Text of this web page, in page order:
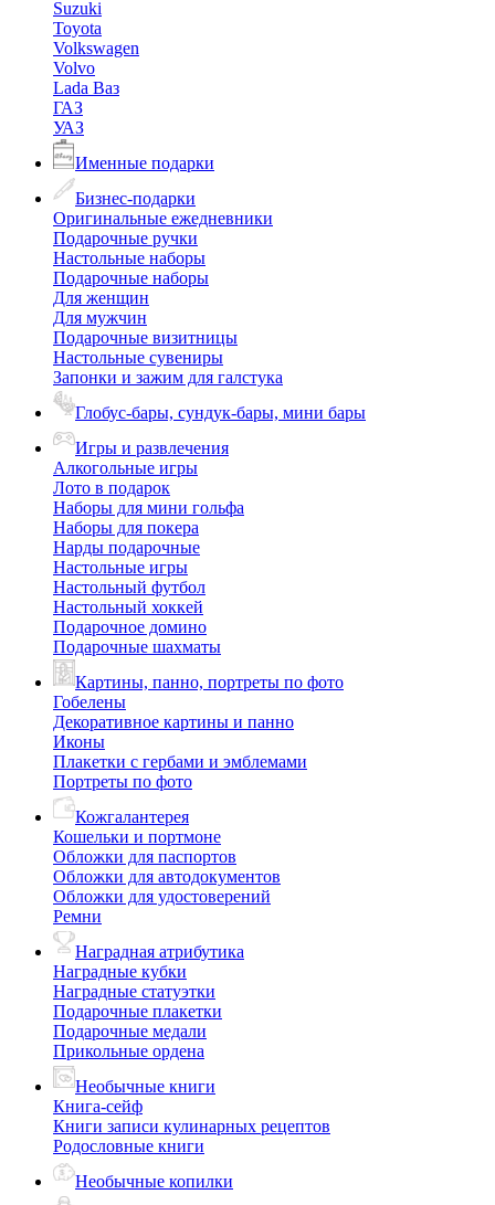
Suzuki
Toyota
Volkswagen
Volvo
Lada Ваз
ГАЗ
УАЗ
Именные подарки
Бизнес-подарки
Оригинальные ежедневники
Подарочные ручки
Настольные наборы
Подарочные наборы
Для женщин
Для мужчин
Подарочные визитницы
Настольные сувениры
Запонки и зажим для галстука
Глобус-бары, сундук-бары, мини бары
Игры и развлечения
Алкогольные игры
Лото в подарок
Наборы для мини гольфа
Наборы для покера
Нарды подарочные
Настольные игры
Настольный футбол
Настольный хоккей
Подарочное домино
Подарочные шахматы
Картины, панно, портреты по фото
Гобелены
Декоративное картины и панно
Иконы
Плакетки с гербами и эмблемами
Портреты по фото
Кожгалантерея
Кошельки и портмоне
Обложки для паспортов
Обложки для автодокументов
Обложки для удостоверений
Ремни
Наградная атрибутика
Наградные кубки
Наградные статуэтки
Подарочные плакетки
Подарочные медали
Прикольные ордена
Необычные книги
Книга-сейф
Книги записи кулинарных рецептов
Родословные книги
Необычные копилки